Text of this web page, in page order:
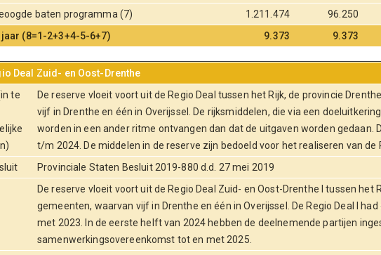
baten programma (7)
1.211.474 96.250
(8=1-2+3+4-5-6+7)
9.373 9.373
Deal Zuid- en Oost-Drenthe
te
De reserve vloeit voort uit de Regio Deal tussen het Rijk, de provincie
vijf in Drenthe en één in Overijssel. De rijksmiddelen, die via een
worden in een ander ritme ontvangen dan dat de uitgaven worden gedaan.
t/m 2024. De middelen in de reserve zijn bedoeld voor het realiseren van de
Provinciale Staten Besluit 2019-880 d.d. 27 mei 2019
De reserve vloeit voort uit de Regio Deal Zuid- en Oost-Drenthe I tussen het
gemeenten, waarvan vijf in Drenthe en één in Overijssel. De Regio Deal I
met 2023. In de eerste helft van 2024 hebben de deelnemende partijen
samenwerkingsovereenkomst tot en met 2025.